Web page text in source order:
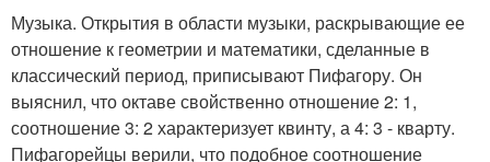
Музыка. Открытия в области музыки, раскрывающие ее
отношение к геометрии и математики, сделанные в
классический период, приписывают Пифагору. Он
выяснил, что октаве свойственно отношение 2: 1,
соотношение 3: 2 характеризует квинту, а 4: 3 - кварту.
Пифагорейцы верили, что подобное соотношение